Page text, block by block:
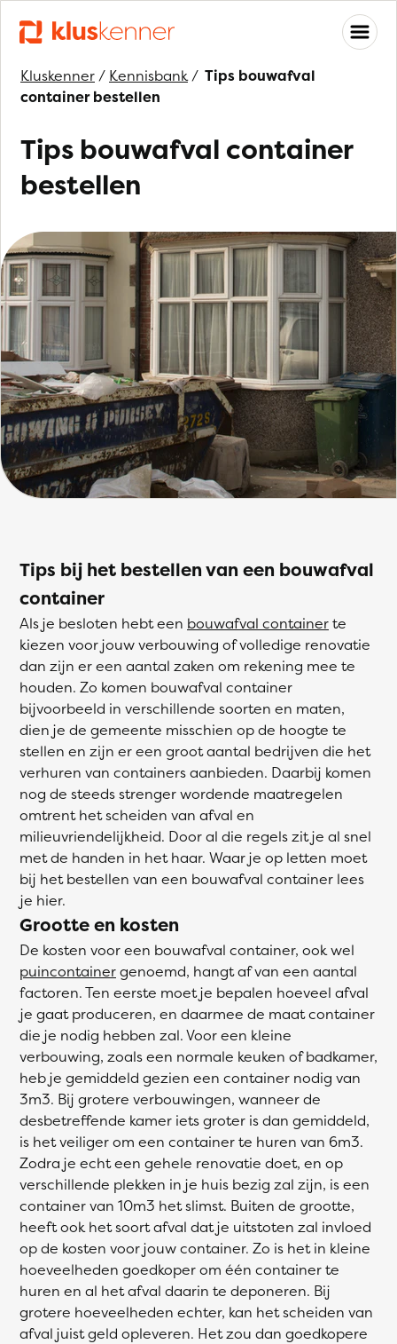
Kluskenner/ Kennisbank/ Tips bouwafval
container bestellen
Tips bouwafval container
bestellen
Tips bij het bestellen van een bouwafval
container
Als je besloten hebt een bouwafval containerte
kiezen voor jouw verbouwing of volledige renovatie
dan zijn er een aantal zaken om rekening mee te
houden. Zo komen bouwafval container
bijvoorbeeld in verschillende soorten en maten,
dien je de gemeente misschien op de hoogte te
stellen en zijn er een groot aantal bedrijven die het
verhuren van containers aanbieden. Daarbij komen
nog de steeds strenger wordende maatregelen
omtrent het scheiden van afval en
milieuvriendelijkheid. Door al die regels zit je al snel
met de handen in het haar. Waar je op letten moet
bij het bestellen van een bouwafval container lees
je hier.
Grootte en kosten
De kosten voor een bouwafval container, ook wel
puincontainergenoemd, hangt af van een aantal
factoren. Ten eerste moet je bepalen hoeveel afval
je gaat produceren, en daarmee de maat container
die je nodig hebben zal. Voor een kleine
verbouwing, zoals een normale keuken of badkamer,
heb je gemiddeld gezien een container nodig van
3m3. Bij grotere verbouwingen, wanneer de
desbetreffende kamer iets groter is dan gemiddeld,
is het veiliger om een container te huren van 6m3.
Zodra je echt een gehele renovatie doet, en op
verschillende plekken in je huis bezig zal zijn, is een
container van 10m3 het slimst. Buiten de grootte,
heeft ook het soort afval dat je uitstoten zal invloed
op de kosten voor jouw container. Zo is het in kleine
hoeveelheden goedkoper om één container te
huren en al het afval daarin te deponeren. Bij
grotere hoeveelheden echter, kan het scheiden van
afval juist geld opleveren. Het zou dan goedkopere